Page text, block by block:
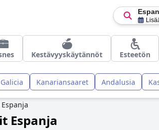
Kestävyyskäytännöt Esteetön
Galicia Kanariansaaret Andalusia
Espanja
Espanja